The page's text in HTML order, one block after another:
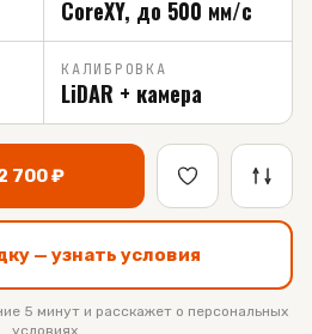
CoreXY, до 500 мм/с
КАЛИБРОВКА
LiDAR + камера
700₽
— узнать условия
5 минут и расскажет о персональных
условиях